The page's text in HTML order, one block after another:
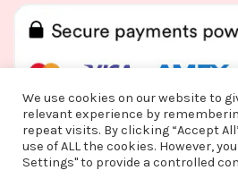
Vanwege een korte
We use cookies on our website to
relevant experience by
repeat visits. By clicking “Accept
use of ALL the cookies. However,
Settings" to provide a controlled